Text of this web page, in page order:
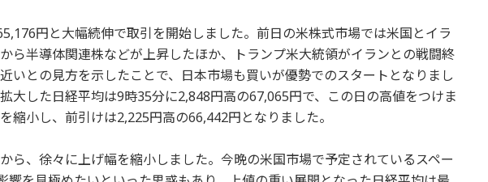
円と大幅続伸で取引を開始しました。前日の米株式市場では米国とイラ
ら半導体関連株などが上昇したほか、トランプ米大統領がイランとの戦闘終
いとの見方を示したことで、日本市場も買いが優勢でのスタートとなりまし
大した日経平均は9時35分に2,848円高の67,065円で、この日の高値をつけま
縮小し、前引けは2,225円高の66,442円となりました。
ら、徐々に上げ幅を縮小しました。今晩の米国市場で予定されているスペー